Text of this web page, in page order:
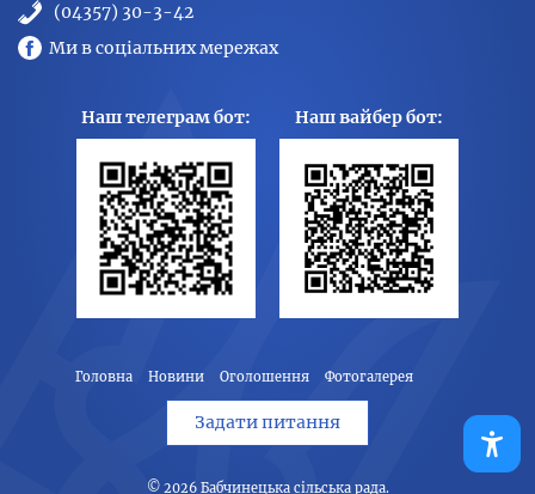
(04357) 30-3-42
Ми в соціальних мережах
Наш телеграм бот: Наш вайбер бот:
Головна Новини Оголошення Фотогалерея
Задати питання
© 2026 Бабчинецька сільська рада.